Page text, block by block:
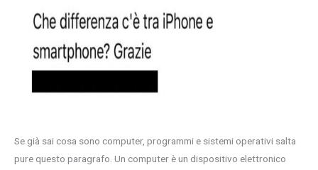
Se già sai cosa sono computer, programmi e sistemi operativi salta
pure questo paragrafo. Un computer è un dispositivo elettronico